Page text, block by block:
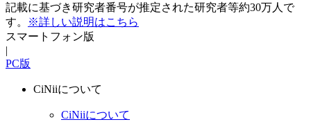
記載に基づき研究者番号が推定された研究者等約30万人で
す。
※詳しい説明はこちら
スマートフォン版
|
PC版
CiNiiについて
CiNiiについて